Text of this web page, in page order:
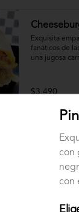
Exquisita
fanáticos de
una jugosa
de tocino.
$3.490
Mechada
Carne
perfección,
mozarella.
con
con